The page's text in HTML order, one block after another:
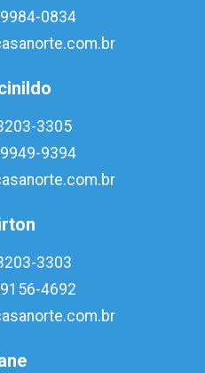
0834
3305
9394
3303
4692